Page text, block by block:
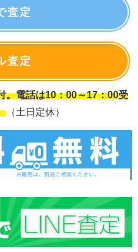
査定
査定
電話は10：00～17：00受
（土日定休）